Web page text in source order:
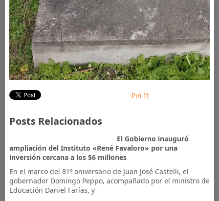
Pin It
Posts Relacionados
El Gobierno inauguró
ampliación del Instituto «René Favaloro» por una
inversión cercana a los $6 millones
En el marco del 81º aniversario de Juan José Castelli, el
gobernador Domingo Peppo, acompañado por el ministro de
Educación Daniel Farías, y